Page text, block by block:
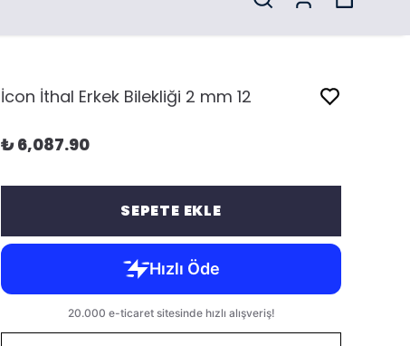
İcon İthal Erkek Bilekliği 2 mm 12
₺ 6,087.90
SEPETE EKLE